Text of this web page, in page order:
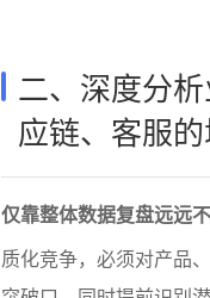
二、深度分
应链、客服
仅靠整体数据复盘远远
质化竞争，必须对产品